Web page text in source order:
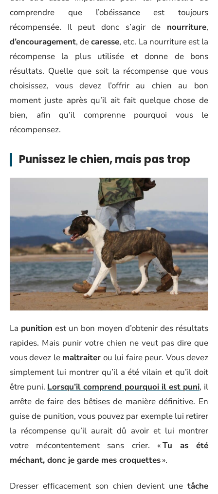
comprendre que l’obéissance est toujours
récompensée. Il peut donc s’agir de nourriture,
d’encouragement, decaresse, etc. La nourriture est la
récompense la plus utilisée et donne de bons
résultats. Quelle que soit la récompense que vous
choisissez, vous devez l’offrir au chien au bon
moment juste après qu’il ait fait quelque chose de
bien, afin qu’il comprenne pourquoi vous le
récompensez.
Punissez le chien, mais pas trop
La punition est un bon moyen d’obtenir des résultats
rapides. Mais punir votre chien ne veut pas dire que
vous devez le maltraiter ou lui faire peur. Vous devez
simplement lui montrer qu’il a été vilain et qu’il doit
être puni. Lorsqu’il comprend pourquoi il est puni, il
arrête de faire des bêtises de manière définitive. En
guise de punition, vous pouvez par exemple lui retirer
la récompense qu’il aurait dû avoir et lui montrer
votre mécontentement sans crier. «Tu as été
méchant, donc je garde mes croquettes».
Dresser efficacement son chien devient une tâche